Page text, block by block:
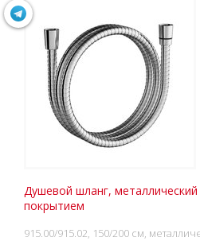
Душевой шланг,
покрытием
915.00/915.02, 150/200 см,